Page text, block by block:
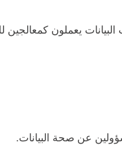
يعملون كمعالجين
عن صحة البيانات.